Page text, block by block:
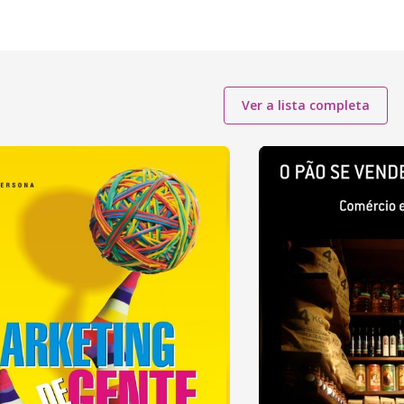
Ver a lista completa